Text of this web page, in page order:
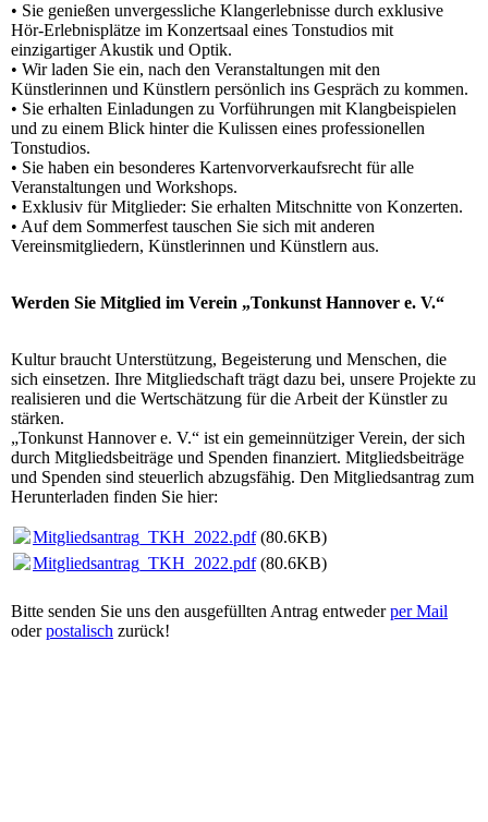
• Sie genießen unvergessliche Klangerlebnisse durch exklusive
Hör-Erlebnisplätze im Konzertsaal eines Tonstudios mit
einzigartiger Akustik und Optik.
• Wir laden Sie ein, nach den Veranstaltungen mit den
Künstlerinnen und Künstlern persönlich ins Gespräch zu kommen.
• Sie erhalten Einladungen zu Vorführungen mit Klangbeispielen
und zu einem Blick hinter die Kulissen eines professionellen
Tonstudios.
• Sie haben ein besonderes Kartenvorverkaufsrecht für alle
Veranstaltungen und Workshops.
• Exklusiv für Mitglieder: Sie erhalten Mitschnitte von Konzerten.
• Auf dem Sommerfest tauschen Sie sich mit anderen
Vereinsmitgliedern, Künstlerinnen und Künstlern aus.
Werden Sie Mitglied im Verein „Tonkunst Hannover e. V.“
Kultur braucht Unterstützung, Begeisterung und Menschen, die
sich einsetzen. Ihre Mitgliedschaft trägt dazu bei, unsere Projekte zu
realisieren und die Wertschätzung für die Arbeit der Künstler zu
stärken.
„Tonkunst Hannover e. V.“ ist ein gemeinnütziger Verein, der sich
durch Mitgliedsbeiträge und Spenden finanziert. Mitgliedsbeiträge
und Spenden sind steuerlich abzugsfähig. Den Mitgliedsantrag zum
Herunterladen finden Sie hier:
Mitgliedsantrag_TKH_2022.pdf(80.6KB)
Mitgliedsantrag_TKH_2022.pdf(80.6KB)
Bitte senden Sie uns den ausgefüllten Antrag entwederper Mail
oderpostalisch zurück!